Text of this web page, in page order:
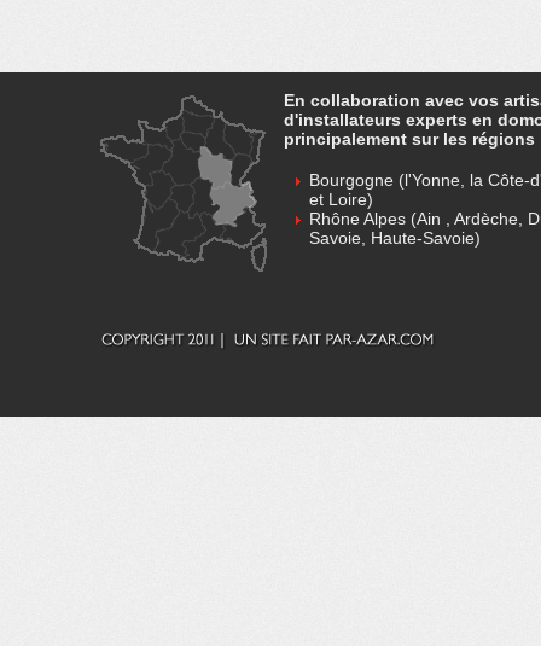
En collaboration avec vos
d'installateurs experts en
principalement sur les régions
Bourgogne (l'Yonne, la Côte-
et Loire)
Rhône Alpes (Ain , Ardèche,
Savoie, Haute-Savoie)